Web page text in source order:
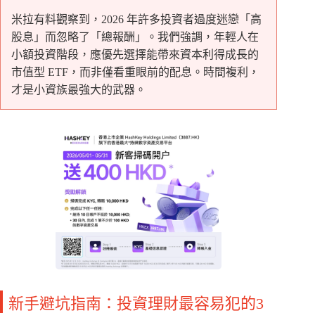
米拉有料觀察到，2026 年許多投資者過度迷戀「高
股息」而忽略了「總報酬」。我們強調，年輕人在
小額投資階段，應優先選擇能帶來資本利得成長的
市值型 ETF，而非僅看重眼前的配息。時間複利，
才是小資族最強大的武器。
新手避坑指南：投資理財最容易犯的3